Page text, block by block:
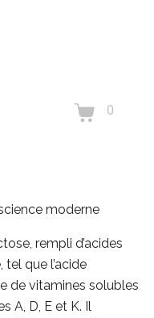
0
moderne
rempli d’acides
que l’acide
de vitamines solubles
A, D, E et K. Il